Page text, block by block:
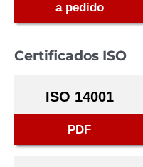
a pedido
Certificados ISO
ISO 14001
PDF